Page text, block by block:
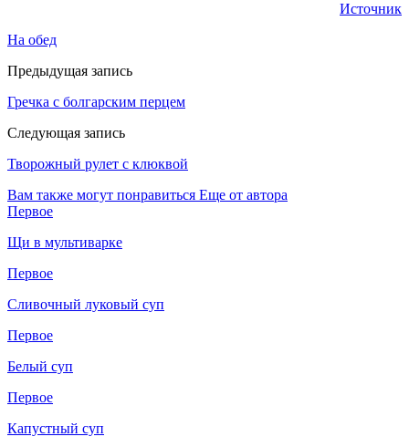
Источник
На обед
Предыдущая запись
Гречка с болгарским перцем
Следующая запись
Творожный рулет с клюквой
Вам также могут понравиться Еще от автора
Первое
Щи в мультиварке
Первое
Сливочный луковый суп
Первое
Белый суп
Первое
Капустный суп